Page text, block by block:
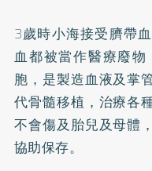
3歲時小海接受臍帶血
血都被當作醫療廢
胞，是製造血液及掌
代骨髓移植，治療各
不會傷及胎兒及母體
協助保存。